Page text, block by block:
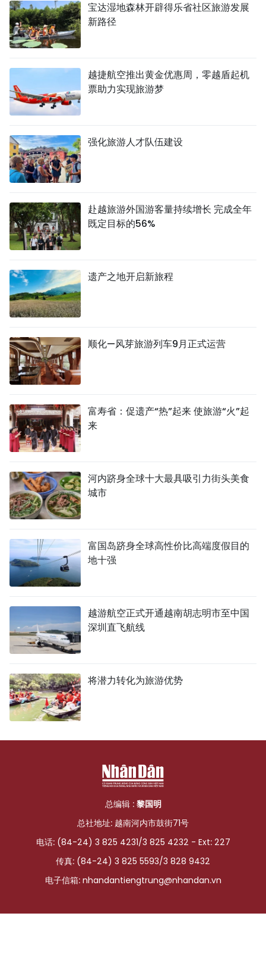
宝达湿地森林开辟得乐省社区旅游发展
新路径
越捷航空推出黄金优惠周，零越盾起机
票助力实现旅游梦
强化旅游人才队伍建设
赴越旅游外国游客量持续增长 完成全年
既定目标的56%
遗产之地开启新旅程
顺化—风芽旅游列车9月正式运营
富寿省：促遗产“热”起来 使旅游“火”起
来
河内跻身全球十大最具吸引力街头美食
城市
富国岛跻身全球高性价比高端度假目的
地十强
越游航空正式开通越南胡志明市至中国
深圳直飞航线
将潜力转化为旅游优势
总编辑 : 黎国明
总社地址: 越南河内市鼓街71号
电话: (84-24) 3 825 4231/3 825 4232 - Ext: 227
传真: (84-24) 3 825 5593/3 828 9432
电子信箱: nhandantiengtrung@nhandan.vn